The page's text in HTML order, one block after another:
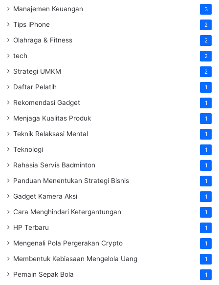
Manajemen Keuangan 3
Tips iPhone 2
Olahraga & Fitness 2
tech 2
Strategi UMKM 2
Daftar Pelatih 1
Rekomendasi Gadget 1
Menjaga Kualitas Produk 1
Teknik Relaksasi Mental 1
Teknologi 1
Rahasia Servis Badminton 1
Panduan Menentukan Strategi Bisnis 1
Gadget Kamera Aksi 1
Cara Menghindari Ketergantungan 1
HP Terbaru 1
Mengenali Pola Pergerakan Crypto 1
Membentuk Kebiasaan Mengelola Uang 1
Pemain Sepak Bola 1